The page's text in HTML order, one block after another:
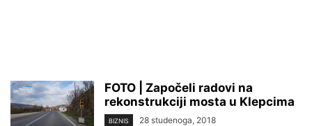
FOTO | Započeli radovi na
rekonstrukciji mosta u Klepcima
BIZNIS 28 studenoga, 2018